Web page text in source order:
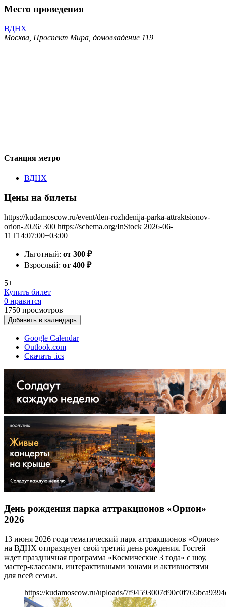
Место проведения
ВДНХ
Москва, Проспект Мира, домовладение 119
Станция метро
ВДНХ
Цены на билеты
https://kudamoscow.ru/event/den-rozhdenija-parka-attraktsionov-
orion-2026/ 300 https://schema.org/InStock 2026-06-
11T14:07:00+03:00
Льготный: от 300 ₽
Взрослый: от 400 ₽
5+
Купить билет
0 нравится
1750 просмотров
Добавить в календарь
Google Calendar
Outlook.com
Скачать .ics
День рождения парка аттракционов «Орион»
2026
13 июня 2026 года тематический парк аттракционов «Орион»
на ВДНХ отпразднует свой третий день рождения. Гостей
ждет праздничная программа «Космические 3 года» с шоу,
мастер-классами, интерактивными зонами и активностями
для всей семьи.
https://kudamoscow.ru/uploads/